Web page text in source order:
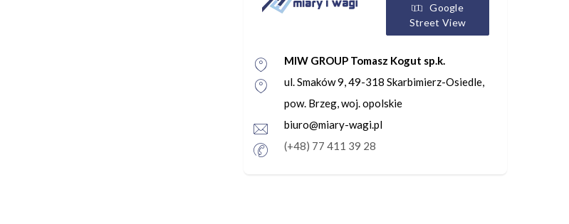
Google
Street View
MIW GROUP Tomasz Kogut sp.k.
ul. Smaków 9, 49-318 Skarbimierz-Osiedle,
pow. Brzeg, woj. opolskie
biuro@miary-wagi.pl
(+48) 77 411 39 28